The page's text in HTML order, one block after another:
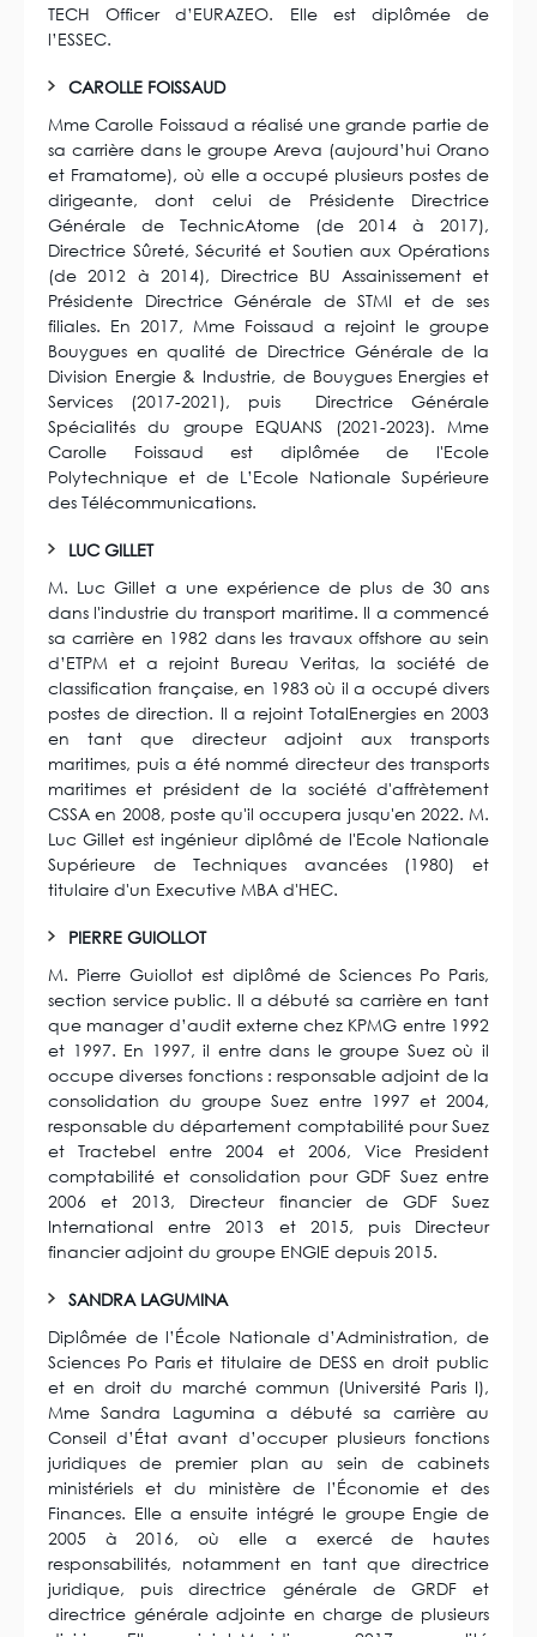
TECH Officer d’EURAZEO. Elle est diplômée de
l’ESSEC.
CAROLLE FOISSAUD
Mme Carolle Foissaud a réalisé une grande partie de
sa carrière dans le groupe Areva (aujourd’hui Orano
et Framatome), où elle a occupé plusieurs postes de
dirigeante, dont celui de Présidente Directrice
Générale de TechnicAtome (de 2014 à 2017),
Directrice Sûreté, Sécurité et Soutien aux Opérations
(de 2012 à 2014), Directrice BU Assainissement et
Présidente Directrice Générale de STMI et de ses
filiales. En 2017, Mme Foissaud a rejoint le groupe
Bouygues en qualité de Directrice Générale de la
Division Energie & Industrie, de Bouygues Energies et
Services (2017-2021), puis Directrice Générale
Spécialités du groupe EQUANS (2021-2023). Mme
Carolle Foissaud est diplômée de l'Ecole
Polytechnique et de L’Ecole Nationale Supérieure
des Télécommunications.
LUC GILLET
M. Luc Gillet a une expérience de plus de 30 ans
dans l'industrie du transport maritime. Il a commencé
sa carrière en 1982 dans les travaux offshore au sein
d’ETPM et a rejoint Bureau Veritas, la société de
classification française, en 1983 où il a occupé divers
postes de direction. Il a rejoint TotalEnergies en 2003
en tant que directeur adjoint aux transports
maritimes, puis a été nommé directeur des transports
maritimes et président de la société d'affrètement
CSSA en 2008, poste qu'il occupera jusqu'en 2022. M.
Luc Gillet est ingénieur diplômé de l'Ecole Nationale
Supérieure de Techniques avancées (1980) et
titulaire d'un Executive MBA d'HEC.
PIERRE GUIOLLOT
M. Pierre Guiollot est diplômé de Sciences Po Paris,
section service public. Il a débuté sa carrière en tant
que manager d’audit externe chez KPMG entre 1992
et 1997. En 1997, il entre dans le groupe Suez où il
occupe diverses fonctions : responsable adjoint de la
consolidation du groupe Suez entre 1997 et 2004,
responsable du département comptabilité pour Suez
et Tractebel entre 2004 et 2006, Vice President
comptabilité et consolidation pour GDF Suez entre
2006 et 2013, Directeur financier de GDF Suez
International entre 2013 et 2015, puis Directeur
financier adjoint du groupe ENGIE depuis 2015.
SANDRA LAGUMINA
Diplômée de l’École Nationale d’Administration, de
Sciences Po Paris et titulaire de DESS en droit public
et en droit du marché commun (Université Paris I),
Mme Sandra Lagumina a débuté sa carrière au
Conseil d’État avant d’occuper plusieurs fonctions
juridiques de premier plan au sein de cabinets
ministériels et du ministère de l’Économie et des
Finances. Elle a ensuite intégré le groupe Engie de
2005 à 2016, où elle a exercé de hautes
responsabilités, notamment en tant que directrice
juridique, puis directrice générale de GRDF et
directrice générale adjointe en charge de plusieurs